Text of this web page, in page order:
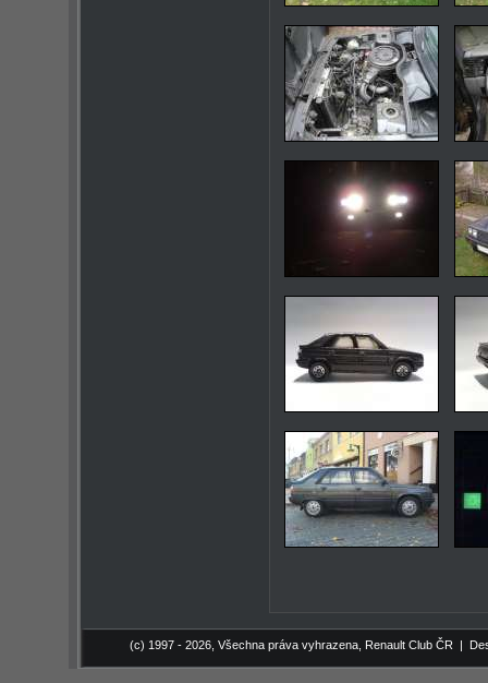
(c) 1997 - 2026, Všechna práva vyhrazena, Renault Club ČR |